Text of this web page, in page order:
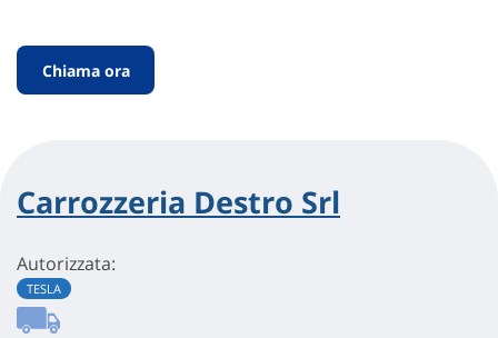
Chiama ora
Carrozzeria Destro Srl
Autorizzata:
TESLA